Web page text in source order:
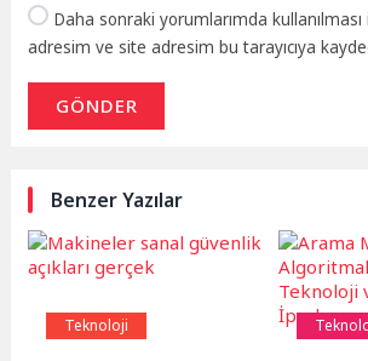
Daha sonraki yorumlarımda
adresim ve site adresim bu tarayıcıya
GÖNDER
Benzer Yazılar
Teknoloji